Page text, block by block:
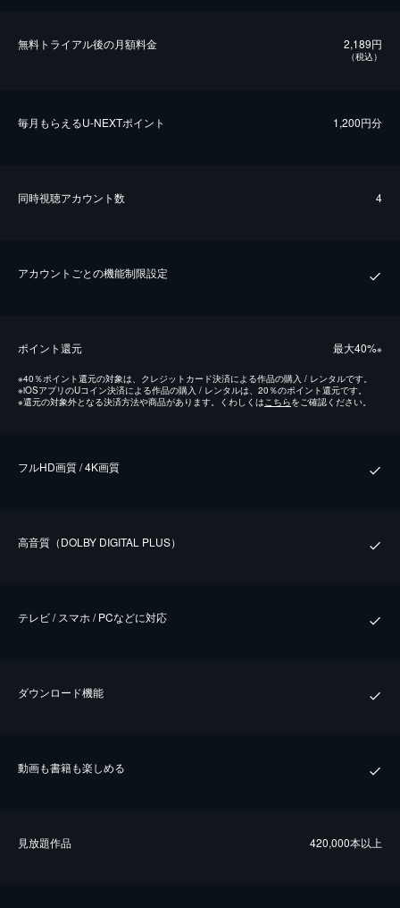
無料トライアル後の⽉額料金 2,189円
（税込）
毎⽉もらえるU-NEXTポイント 1,200円分
同時視聴アカウント数 4
アカウントごとの機能制限設定
ポイント還元 最⼤40%※
※40％ポイント還元の対象は、クレジットカード決済による作品の購入 / レンタルです。
※iOSアプリのUコイン決済による作品の購入 / レンタルは、20％のポイント還元です。
※還元の対象外となる決済方法や商品があります。くわしくはこちらをご確認ください。
フルHD画質 / 4K画質
⾼⾳質（DOLBY DIGITAL PLUS）
テレビ / スマホ / PCなどに対応
ダウンロード機能
動画も書籍も楽しめる
⾒放題作品 420,000本以上